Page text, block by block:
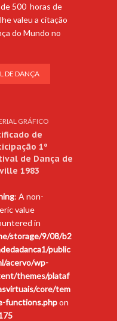
de 500 horas de
valeu a citação
do Mundo no
DE DANÇA
GRÁFICO
de
1º
de Dança de
1983
: A non-
value
in
storage/9/08/b2
public
acervo/wp-
themes/plataf
core/tem
functions.phpon